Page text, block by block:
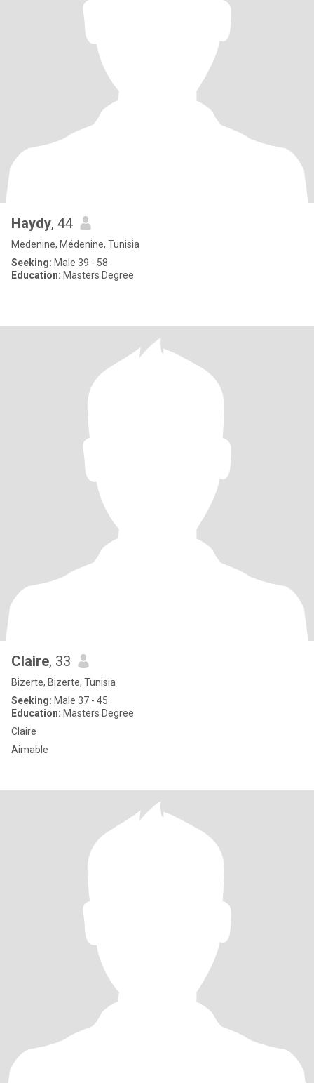
Haydy, 44
Medenine, Médenine, Tunisia
Seeking: Male 39 - 58
Education: Masters Degree
Claire, 33
Bizerte, Bizerte, Tunisia
Seeking: Male 37 - 45
Education: Masters Degree
Claire
Aimable